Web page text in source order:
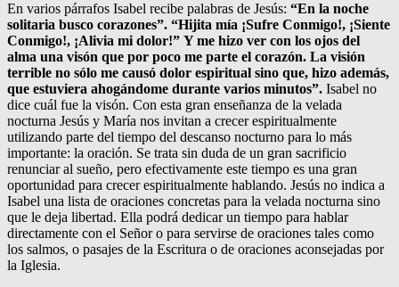
En varios párrafos Isabel recibe palabras de Jesús: “En la noche
solitaria busco corazones”. “Hijita mía ¡Sufre Conmigo!, ¡Siente
Conmigo!, ¡Alivia mi dolor!” Y me hizo ver con los ojos del
alma una visón que por poco me parte el corazón. La visión
terrible no sólo me causó dolor espiritual sino que, hizo además,
que estuviera ahogándome durante varios minutos”. Isabel no
dice cuál fue la visón. Con esta gran enseñanza de la velada
nocturna Jesús y María nos invitan a crecer espiritualmente
utilizando parte del tiempo del descanso nocturno para lo más
importante: la oración. Se trata sin duda de un gran sacrificio
renunciar al sueño, pero efectivamente este tiempo es una gran
oportunidad para crecer espiritualmente hablando. Jesús no indica a
Isabel una lista de oraciones concretas para la velada nocturna sino
que le deja libertad. Ella podrá dedicar un tiempo para hablar
directamente con el Señor o para servirse de oraciones tales como
los salmos, o pasajes de la Escritura o de oraciones aconsejadas por
la Iglesia.